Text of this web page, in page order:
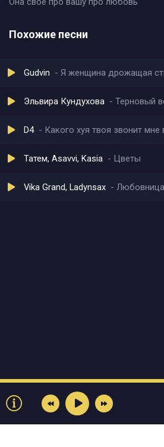
Похожие песни
Gudvin Я женщина дрожащая
Эльвира Кундухова Терновый
D4 Какого хуя твоя звонит мне
Татем, Asavvi, Kasia Цветы
Vika Grand, Ladynsax Любовница